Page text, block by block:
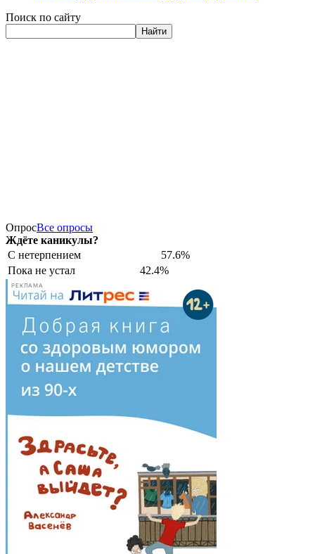
Поиск по сайту
Найти
ОпросВсе опросы
Ждёте каникулы?
С нетерпением
57.6%
Пока не устал
42.4%
РЕКЛАМА